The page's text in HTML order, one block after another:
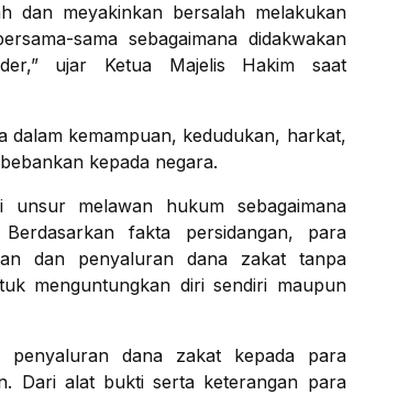
dan meyakinkan bersalah melakukan
sama sebagaimana didakwakan
ujar Ketua Majelis Hakim saat
dalam kemampuan, kedudukan, harkat,
kepada negara.
unsur melawan hukum sebagaimana
fakta persidangan, para
dan penyaluran dana zakat tanpa
menguntungkan diri sendiri maupun
penyaluran dana zakat kepada para
Dari alat bukti serta keterangan para